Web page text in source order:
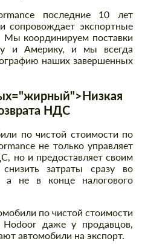
последние 10 лет
сопровождает экспортные
Мы координируем поставки
и Америку, и мы всегда
наших завершенных
НДС
по чистой стоимости по
не только управляет
но и предоставляет своим
затраты сразу во
а не в конце налогового
по чистой стоимости
Hodoor даже у продавцов,
автомобили на экспорт.